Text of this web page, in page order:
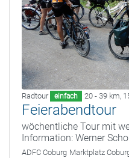
Radtour einfach 20 - 39 km,
Feierabendtour
wöchentliche Tour mit
Information: Werner
ADFC Coburg Marktplatz